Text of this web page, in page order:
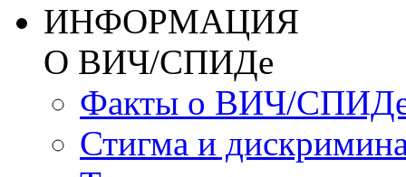
ИНФОРМАЦИЯ
О ВИЧ/СПИДе
Факты о ВИЧ/
Стигма и